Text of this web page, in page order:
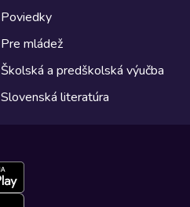
Poviedky
Pre mládež
Školská a predškolská výučba
Slovenská literatúra